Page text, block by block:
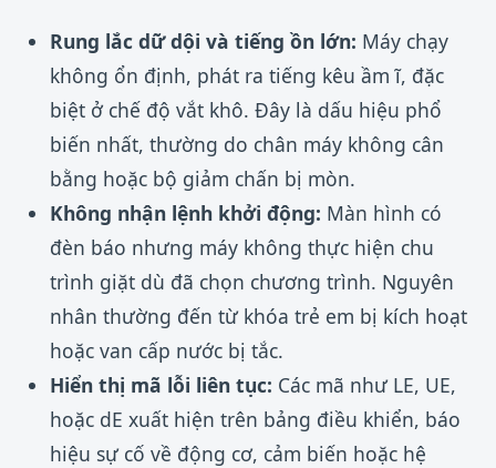
Rung lắc dữ dội và tiếng ồn lớn: Máy chạy
không ổn định, phát ra tiếng kêu ầm ĩ, đặc
biệt ở chế độ vắt khô. Đây là dấu hiệu phổ
biến nhất, thường do chân máy không cân
bằng hoặc bộ giảm chấn bị mòn.
Không nhận lệnh khởi động: Màn hình có
đèn báo nhưng máy không thực hiện chu
trình giặt dù đã chọn chương trình. Nguyên
nhân thường đến từ khóa trẻ em bị kích hoạt
hoặc van cấp nước bị tắc.
Hiển thị mã lỗi liên tục: Các mã như LE, UE,
hoặc dE xuất hiện trên bảng điều khiển, báo
hiệu sự cố về động cơ, cảm biến hoặc hệ